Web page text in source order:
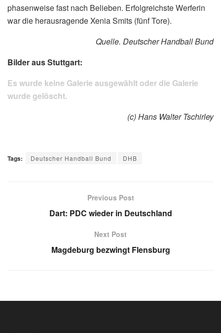
phasenweise fast nach Belieben. Erfolgreichste Werferin
war die herausragende Xenia Smits (fünf Tore).
Quelle. Deutscher Handball Bund
Bilder aus Stuttgart:
Es wurde keine Galerie ausgewählt oder die Galerie
wurde gelöscht.
(c) Hans Walter Tschirley
Tags: Deutscher Handball Bund DHB
Previous Post
Dart: PDC wieder in Deutschland
Next Post
Magdeburg bezwingt Flensburg